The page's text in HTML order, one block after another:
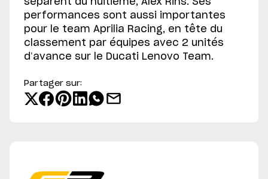
séparent du huitième, Alex Rins. Ses
performances sont aussi importantes
pour le team Aprilia Racing, en tête du
classement par équipes avec 2 unités
d’avance sur le Ducati Lenovo Team.
Partager sur: